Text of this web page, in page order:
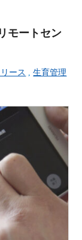
モートセン
ース ,生育管理